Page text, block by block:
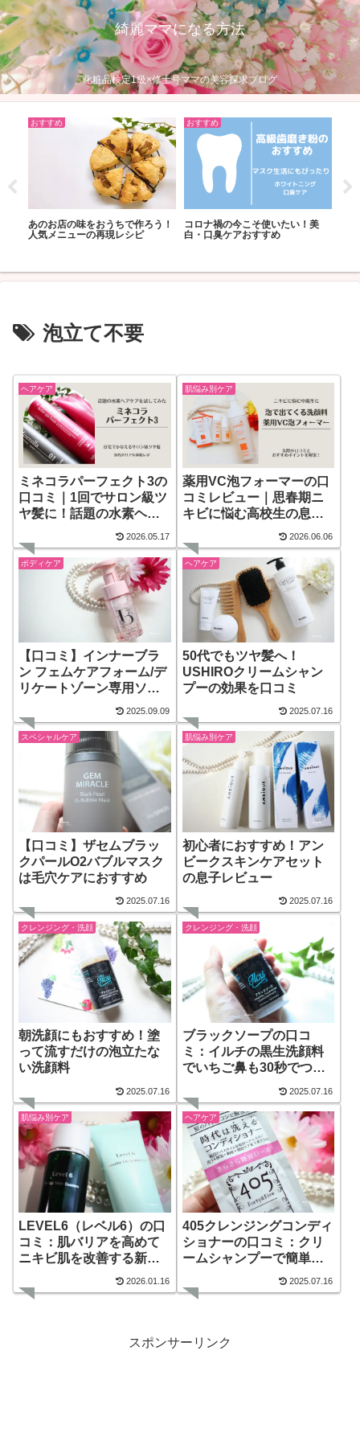
綺麗ママになる方法
化粧品検定1級×修士号ママの美容探求ブログ
おすすめ
あのお店の味をおうちで作ろう！
人気メニューの再現レシピ
おすすめ
コロナ禍の今こそ使いたい！美
白・口臭ケアおすすめ
泡立て不要
ヘアケア
ミネコラパーフェクト3の
口コミ｜1回でサロン級ツ
ヤ髪に！話題の水素ヘア
ケアを自宅で体験
2026.05.17
肌悩み別ケア
薬用VC泡フォーマーの口
コミレビュー｜思春期ニ
キビに悩む高校生の息子
が使ってみた感想
2026.06.06
ボディケア
【口コミ】インナーブラ
ン フェムケアフォーム/デ
リケートゾーン専用ソー
2025.09.09
ヘアケア
50代でもツヤ髪へ！
USHIROクリームシャン
プーの効果を口コミ
2025.07.16
スペシャルケア
【口コミ】ザセムブラッ
クパールO2バブルマスク
は毛穴ケアにおすすめ
2025.07.16
肌悩み別ケア
初心者におすすめ！アン
ビークスキンケアセット
の息子レビュー
2025.07.16
クレンジング・洗顔
朝洗顔にもおすすめ！塗
って流すだけの泡立たな
い洗顔料
2025.07.16
クレンジング・洗顔
ブラックソープの口コ
ミ：イルチの黒生洗顔料
でいちご鼻も30秒でつる
2025.07.16
肌悩み別ケア
LEVEL6（レベル6）の口
コミ：肌バリアを高めて
ニキビ肌を改善する新発
2026.01.16
ヘアケア
405クレンジングコンディ
ショナーの口コミ：クリ
ームシャンプーで簡単サ
2025.07.16
スポンサーリンク